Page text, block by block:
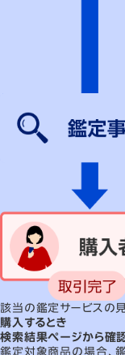
該当の鑑定サービスの
購入するとき
検索結果ページから確
鑑定対象商品の場合、